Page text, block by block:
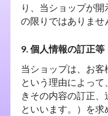
り、当ショップが
の限りではありませ
9. 個人情報の訂正等
当ショップは、お
という理由によっ
きその内容の訂正、
といいます。）を